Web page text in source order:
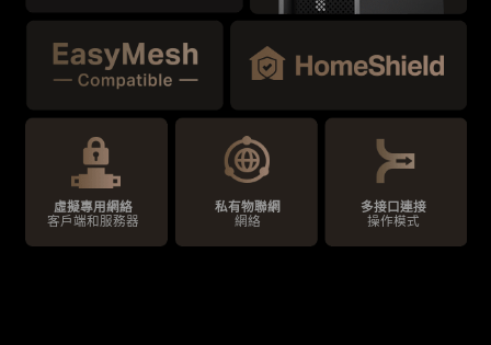
虛擬專用網絡
客戶端和服務器
私有物聯網
網絡
多接口連接
操作模式